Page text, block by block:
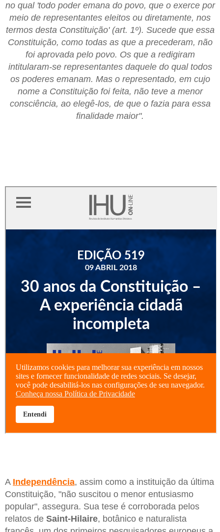
no qual 'todo poder emana do povo, que o exerce por
meio de representantes eleitos ou diretamente, nos
termos desta Constituição' (art. 1º). Sucede que essa
Constituição, como todas as que a precederam, não
foi aprovada pelo povo. Os que a redigiram
intitularam-se representantes daquele do qual todos
os poderes emanam. Mas o representado, em cujo
nome a Constituição foi feita, não teve a menor
consciência, ao elegê-los, de que o fazia para essa
finalidade maior".
A Independência, assim como a instituição da última
Constituição, "não suscitou o menor entusiasmo
popular", assegura. Sua tese é corroborada pelos
relatos de Saint-Hilaire, botânico e naturalista